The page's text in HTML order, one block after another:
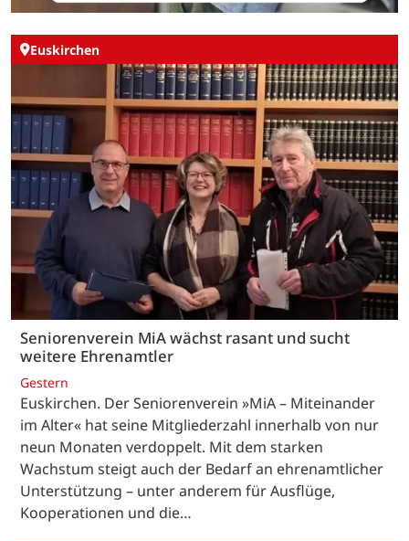
Euskirchen
Seniorenverein MiA wächst rasant und sucht
weitere Ehrenamtler
Gestern
Euskirchen. Der Seniorenverein »MiA – Miteinander
im Alter« hat seine Mitgliederzahl innerhalb von nur
neun Monaten verdoppelt. Mit dem starken
Wachstum steigt auch der Bedarf an ehrenamtlicher
Unterstützung – unter anderem für Ausflüge,
Kooperationen und die…